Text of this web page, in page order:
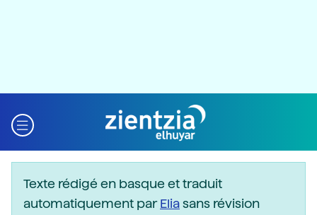
Texte rédigé en basque et traduit
automatiquement parEliasans révision